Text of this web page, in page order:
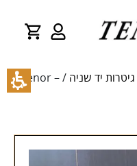
גיטרות יד שניה
/ Tenor –